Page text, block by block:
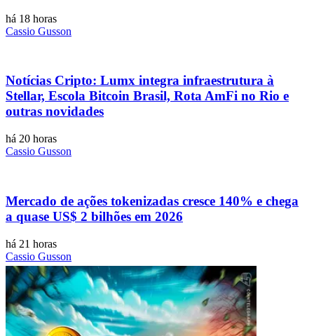
há 18 horas
Cassio Gusson
Notícias Cripto: Lumx integra infraestrutura à
Stellar, Escola Bitcoin Brasil, Rota AmFi no Rio e
outras novidades
há 20 horas
Cassio Gusson
Mercado de ações tokenizadas cresce 140% e chega
a quase US$ 2 bilhões em 2026
há 21 horas
Cassio Gusson